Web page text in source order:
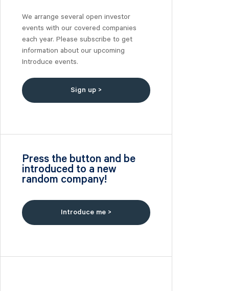
Medicover
Midsona
Nexam Chemical
Petrolia Noco
Prevas
Proact
Qliro
SinterCast
We arrange several open investor
events with our covered companies
each year. Please subscribe to get
information about our upcoming
Introduce events.
Sign up >
Press the button and be
introduced to a new
random company!
Introduce me >